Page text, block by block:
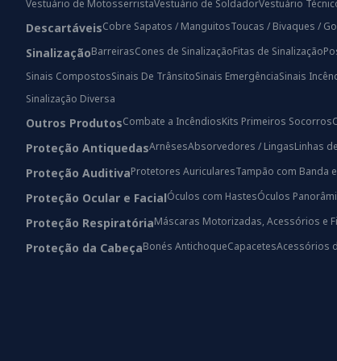
Vestuário de MotosserristaVestuário de SoldadorVestuário
DescartáveisCobre Sapatos / ManguitosToucas / Bivaques /
SinalizaçãoBarreirasCones de SinalizaçãoFitas de Sinalização
Sinais CompostosSinais De TrânsitoSinais EmergênciaSinais
Sinalização Diversa
Outros ProdutosCombate a IncêndiosKits Primeiros Socorros
Proteção AntiquedasArnêsesAbsorvedores / LingasLinhas
Proteção AuditivaProtetores AuricularesTampão com Banda
Proteção Ocular e FacialÓculos com HastesÓculos
Proteção RespiratóriaMáscaras Motorizadas, Acessórios e
Proteção da CabeçaBonés AntichoqueCapacetesAcessórios